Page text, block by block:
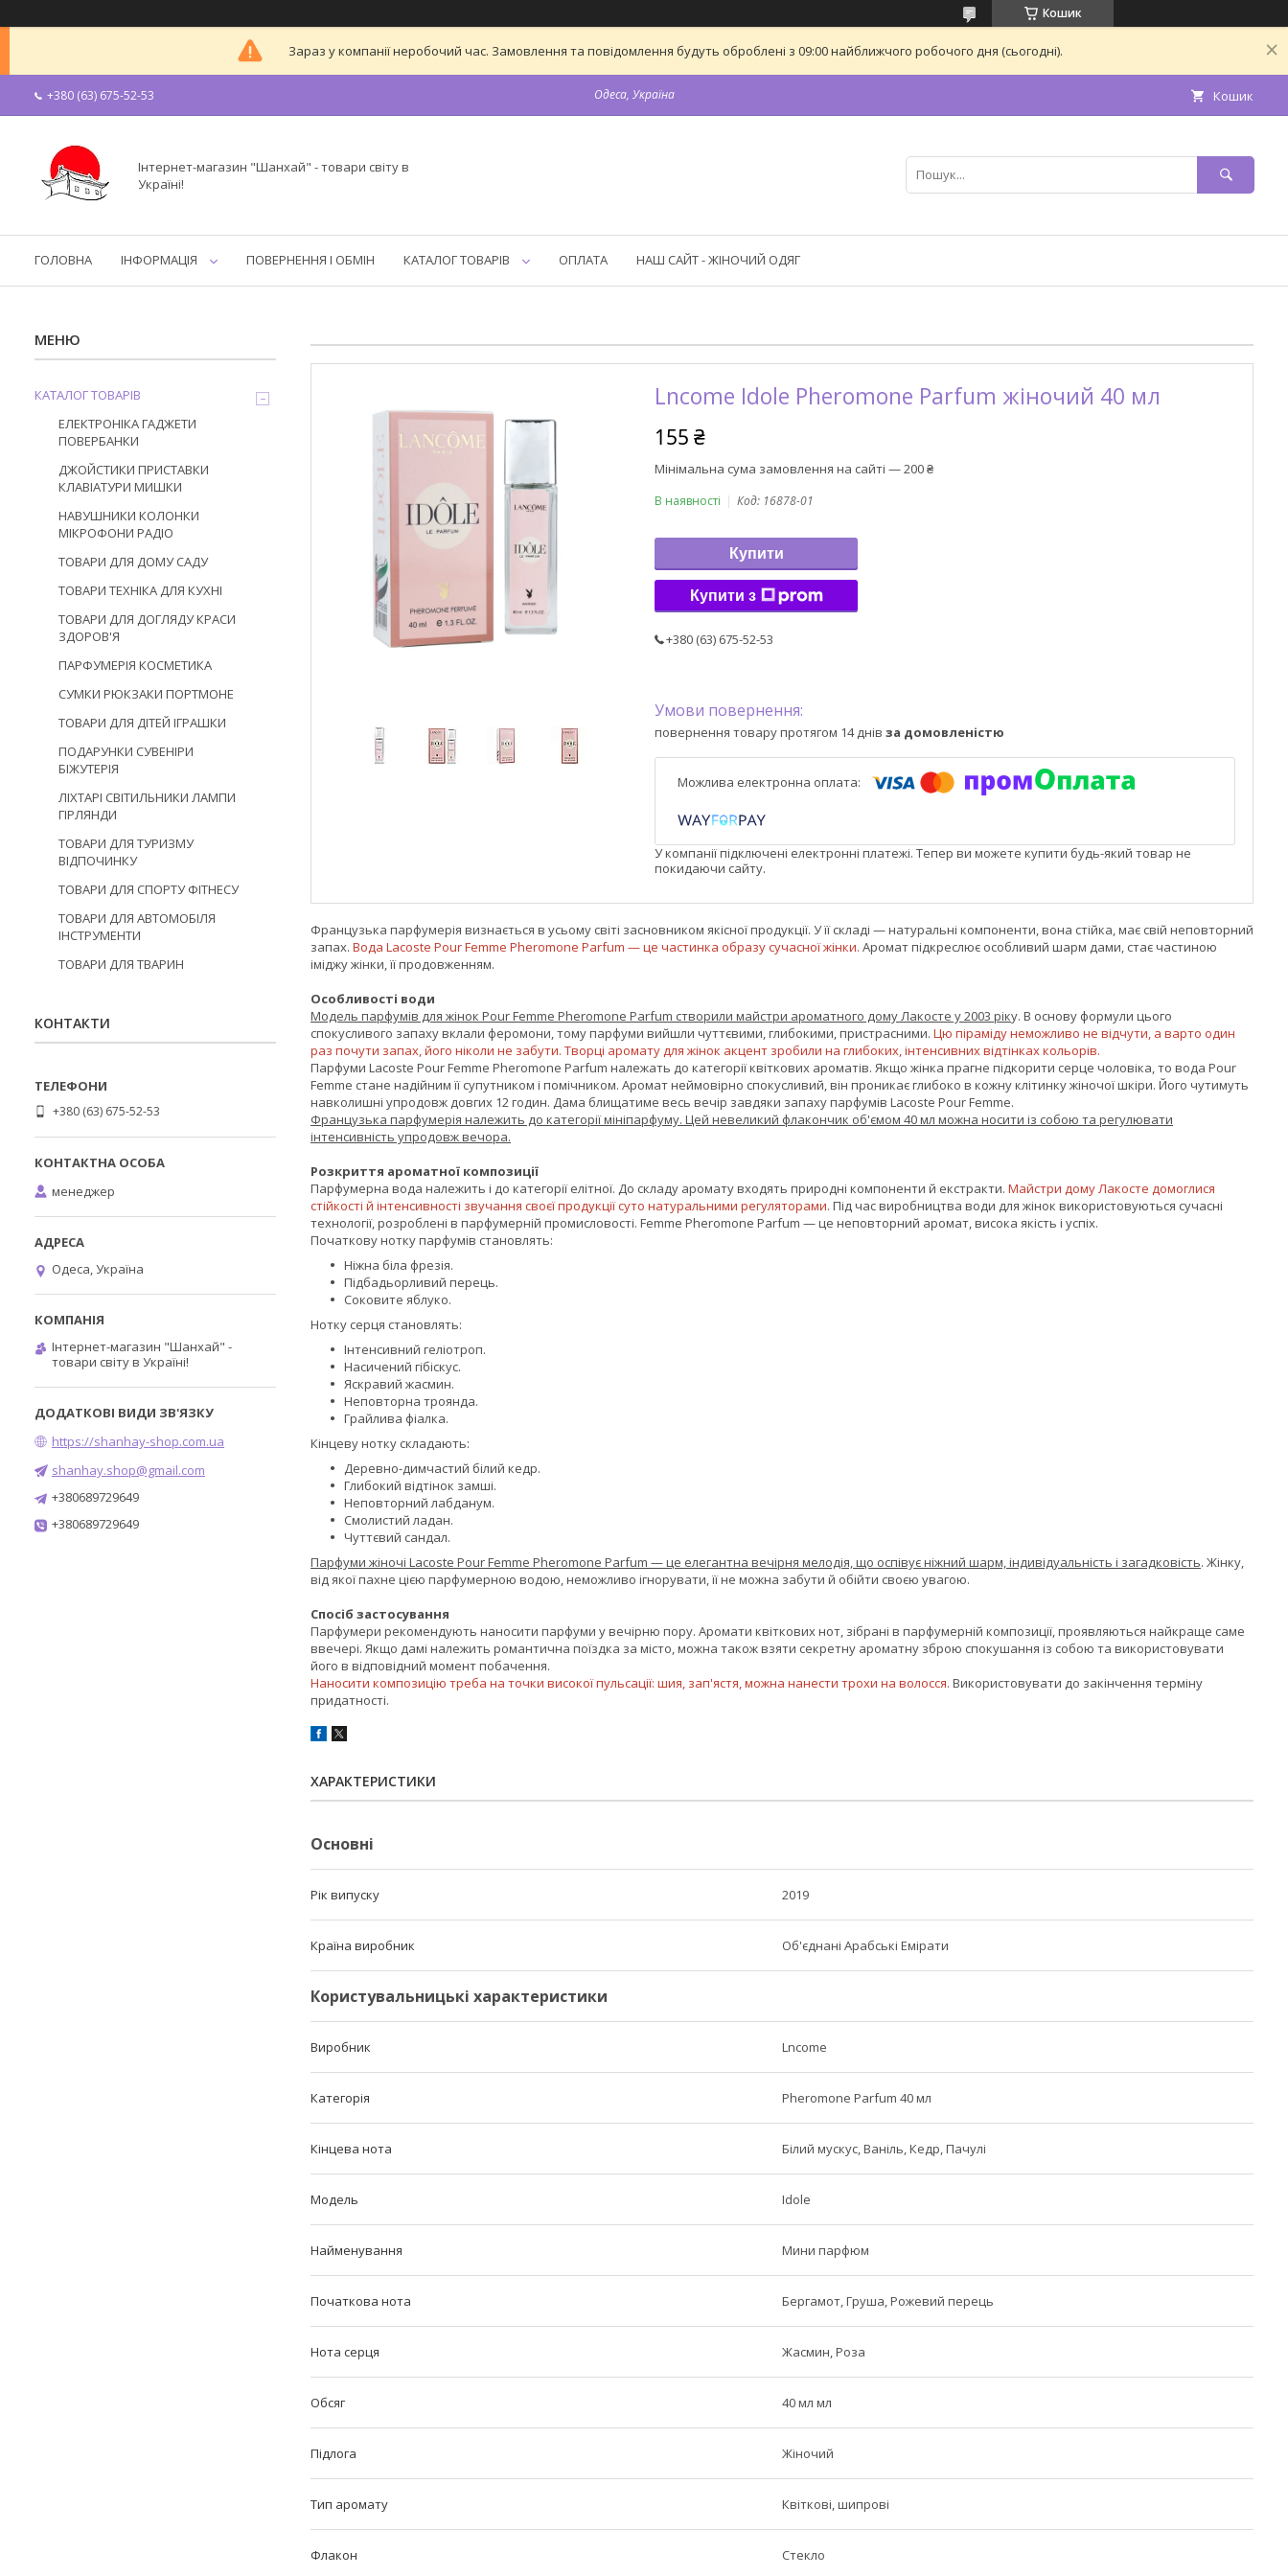
Кошик
Зараз у компанії неробочий час. Замовлення та повідомлення будуть оброблені з 09:00 найближчого робочого дня (сьогодні).
+380 (63) 675-52-53 Одеса, Україна Кошик
Інтернет-магазин "Шанхай" - товари світу в
Україні!
ГОЛОВНА ІНФОРМАЦІЯ ПОВЕРНЕННЯ І ОБМІН КАТАЛОГ ТОВАРІВ ОПЛАТА НАШ САЙТ - ЖІНОЧИЙ ОДЯГ
Lncome Idole Pheromone Parfum жіночий 40 мл
155 ₴
Мінімальна сума замовлення на сайті — 200 ₴
В наявності Код: 16878-01
Купити
Купити з
+380 (63) 675-52-53
повернення товару протягом 14 днів за домовленістю
У компанії підключені електронні платежі. Тепер ви можете купити будь-який товар не
покидаючи сайту.
Французька парфумерія визнається в усьому світі засновником якісної продукції. У її складі — натуральні компоненти, вона стійка, має свій неповторний
запах. Вода Lacoste Pour Femme Pheromone Parfum — це частинка образу сучасної жінки. Аромат підкреслює особливий шарм дами, стає частиною
іміджу жінки, її продовженням.
Особливості води
Модель парфумів для жінок Pour Femme Pheromone Parfum створили майстри ароматного дому Лакосте у 2003 ріку. В основу формули цього
спокусливого запаху вклали феромони, тому парфуми вийшли чуттєвими, глибокими, пристрасними. Цю піраміду неможливо не відчути, а варто один
раз почути запах, його ніколи не забути. Творці аромату для жінок акцент зробили на глибоких, інтенсивних відтінках кольорів.
Парфуми Lacoste Pour Femme Pheromone Parfum належать до категорії квіткових ароматів. Якщо жінка прагне підкорити серце чоловіка, то вода Pour
Femme стане надійним її супутником і помічником. Аромат неймовірно спокусливий, він проникає глибоко в кожну клітинку жіночої шкіри. Його чутимуть
навколишні упродовж довгих 12 годин. Дама блищатиме весь вечір завдяки запаху парфумів Lacoste Pour Femme.
Французька парфумерія належить до категорії мініпарфуму. Цей невеликий флакончик об'ємом 40 мл можна носити із собою та регулювати
інтенсивність упродовж вечора.
Розкриття ароматної композиції
Парфумерна вода належить і до категорії елітної. До складу аромату входять природні компоненти й екстракти. Майстри дому Лакосте домоглися
стійкості й інтенсивності звучання своєї продукції суто натуральними регуляторами. Під час виробництва води для жінок використовуються сучасні
технології, розроблені в парфумерній промисловості. Femme Pheromone Parfum — це неповторний аромат, висока якість і успіх.
Початкову нотку парфумів становлять:
Ніжна біла фрезія.
Підбадьорливий перець.
Соковите яблуко.
Нотку серця становлять:
Інтенсивний геліотроп.
Насичений гібіскус.
Яскравий жасмин.
Неповторна троянда.
Грайлива фіалка.
Кінцеву нотку складають:
Деревно-димчастий білий кедр.
Глибокий відтінок замші.
Неповторний лабданум.
Смолистий ладан.
Чуттєвий сандал.
Парфуми жіночі Lacoste Pour Femme Pheromone Parfum — це елегантна вечірня мелодія, що оспівує ніжний шарм, індивідуальність і загадковість. Жінку,
від якої пахне цією парфумерною водою, неможливо ігнорувати, її не можна забути й обійти своєю увагою.
Спосіб застосування
Парфумери рекомендують наносити парфуми у вечірню пору. Аромати квіткових нот, зібрані в парфумерній композиції, проявляються найкраще саме
ввечері. Якщо дамі належить романтична поїздка за місто, можна також взяти секретну ароматну зброю спокушання із собою та використовувати
його в відповідний момент побачення.
Наносити композицію треба на точки високої пульсації: шия, зап'ястя, можна нанести трохи на волосся. Використовувати до закінчення терміну
придатності.
ХАРАКТЕРИСТИКИ
Основні
Рік випуску 2019
Країна виробник Об'єднані Арабські Емірати
Користувальницькі характеристики
Виробник Lncome
Категорія Pheromone Parfum 40 мл
Кінцева нота Білий мускус, Ваніль, Кедр, Пачулі
Мoдель Idole
Найменування Мини парфюм
Початкова нота Бергамот, Груша, Рожевий перець
Нота серця Жасмин, Роза
Обсяг 40 мл мл
Підлога Жіночий
Тип аромату Квіткові, шипрові
Флакон Стекло
КАТАЛОГ ТОВАРІВ
ЕЛЕКТРОНІКА ГАДЖЕТИ
ПОВЕРБАНКИ
ДЖОЙСТИКИ ПРИСТАВКИ
КЛАВІАТУРИ МИШКИ
НАВУШНИКИ КОЛОНКИ
МІКРОФОНИ РАДІО
ТОВАРИ ДЛЯ ДОМУ САДУ
ТОВАРИ ТЕХНІКА ДЛЯ КУХНІ
ТОВАРИ ДЛЯ ДОГЛЯДУ КРАСИ
ЗДОРОВ'Я
ПАРФУМЕРІЯ КОСМЕТИКА
СУМКИ РЮКЗАКИ ПОРТМОНЕ
ТОВАРИ ДЛЯ ДІТЕЙ ІГРАШКИ
ПОДАРУНКИ СУВЕНІРИ
БІЖУТЕРІЯ
ЛІХТАРІ СВІТИЛЬНИКИ ЛАМПИ
ГІРЛЯНДИ
ТОВАРИ ДЛЯ ТУРИЗМУ
ВІДПОЧИНКУ
ТОВАРИ ДЛЯ СПОРТУ ФІТНЕСУ
ТОВАРИ ДЛЯ АВТОМОБІЛЯ
ІНСТРУМЕНТИ
ТОВАРИ ДЛЯ ТВАРИН
КОНТАКТИ
+380 (63) 675-52-53
менеджер
Одеса, Україна
Інтернет-магазин "Шанхай" -
товари світу в Україні!
https://shanhay-shop.com.ua
shanhay.shop@gmail.com
+380689729649
+380689729649